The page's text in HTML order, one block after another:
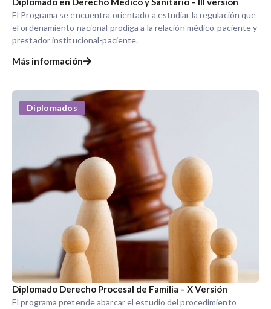
El Programa se encuentra orientado a estudiar la regulación que
el ordenamiento nacional prodiga a la relación médico-paciente y
prestador institucional-paciente.
Más información
Diplomados
Diplomado Derecho Procesal de Familia – X Versión
El programa pretende abarcar el estudio del procedimiento